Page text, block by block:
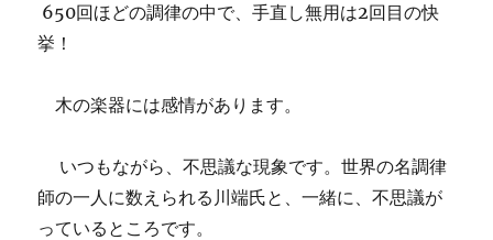
650回ほどの調律の中で、手直し無用は2回目の快
挙！
木の楽器には感情があります。
いつもながら、不思議な現象です。世界の名調律
師の一人に数えられる川端氏と、一緒に、不思議が
っているところです。